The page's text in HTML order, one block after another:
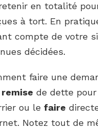
en totalité
à tort. En
compte de votre
décidées.
faire une
remise de dette
ou le faire
Notez tout de